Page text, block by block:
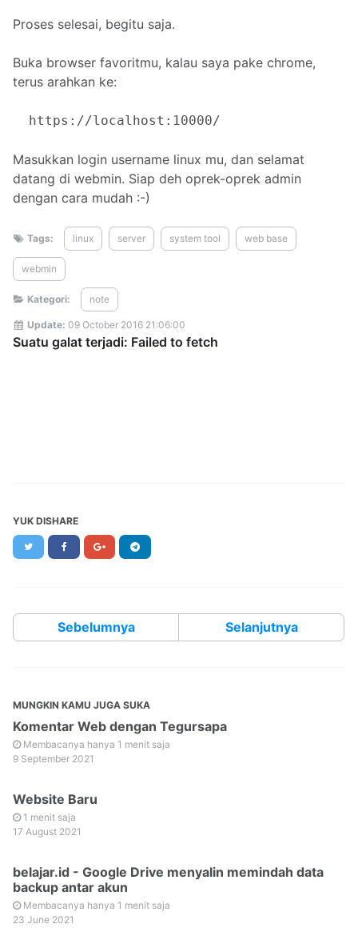
Proses selesai, begitu saja.
Buka browser favoritmu, kalau saya pake chrome,
terus arahkan ke:
https://localhost:10000/
Masukkan login username linux mu, dan selamat
datang di webmin. Siap deh oprek-oprek admin
dengan cara mudah :-)
Tags: linux server system tool web base
webmin
Kategori: note
Update: 09 October 2016 21:06:00
YUK DISHARE
Twitter FacebookGoogle+
Sebelumnya Selanjutnya
MUNGKIN KAMU JUGA SUKA
Komentar Web dengan Tegursapa
Membacanya hanya 1 menit saja
9 September 2021
Website Baru
1 menit saja
17 August 2021
belajar.id - Google Drive menyalin memindah data
backup antar akun
Membacanya hanya 1 menit saja
23 June 2021